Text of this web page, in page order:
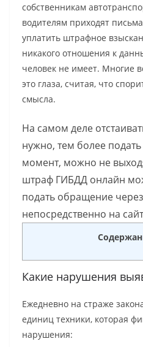
собственникам
водителям приходят
уплатить штрафное
никакого отношения к
человек не имеет. Многие
это глаза, считая, что
смысла.
На самом деле
нужно, тем более
момент, можно не
штраф ГИБДД онлайн
подать обращение
непосредственно на
Какие нарушения
Ежедневно на страже
единиц техники, которая
нарушения: